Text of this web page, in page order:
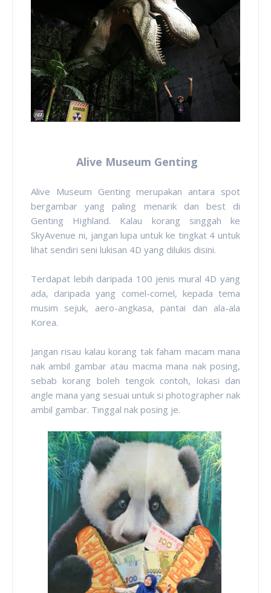
Alive Museum Genting
Alive Museum Genting merupakan antara spot
bergambar yang paling menarik dan best di
Genting Highland. Kalau korang singgah ke
SkyAvenue ni, jangan lupa untuk ke tingkat 4 untuk
lihat sendiri seni lukisan 4D yang dilukis disini.
Terdapat lebih daripada 100 jenis mural 4D yang
ada, daripada yang comel-comel, kepada tema
musim sejuk, aero-angkasa, pantai dan ala-ala
Korea.
Jangan risau kalau korang tak faham macam mana
nak ambil gambar atau macma mana nak posing,
sebab korang boleh tengok contoh, lokasi dan
angle mana yang sesuai untuk si photographer nak
ambil gambar. Tinggal nak posing je.